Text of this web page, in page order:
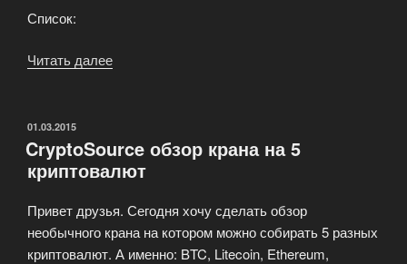
Список:
Читать далее
или
моментальный
на
XAPO»
ОПУБЛИКОВАНО
01.03.2015
CryptoSource обзор крана на 5
криптовалют
Привет друзья. Сегодня хочу сделать обзор
необычного крана на котором можно собирать 5 разных
криптовалют. А именно: BTC, Litecoin, Ethereum,